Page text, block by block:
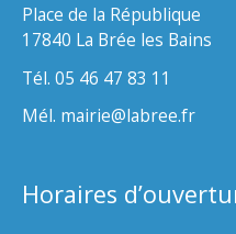
Place de la République
17840 La Brée les Bains
Tél. 05 46 47 83 11
Mél. mairie@labree.fr
Horaires